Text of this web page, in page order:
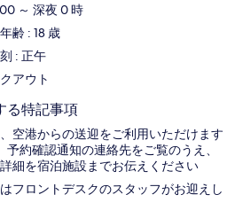
～ 深夜 0 時
齢 : 18 歳
: 正午
アウト
る特記事項
空港からの送迎をご利用いただけます
予約確認通知の連絡先をご覧のうえ、
細を宿泊施設までお伝えください
フロントデスクのスタッフがお迎えし